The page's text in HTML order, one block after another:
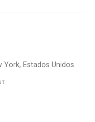
York, Estados Unidos.